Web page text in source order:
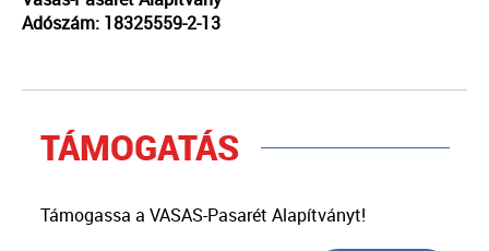
Adószám: 18325559-2-13
TÁMOGATÁS
Támogassa a VASAS-Pasarét Alapítványt!